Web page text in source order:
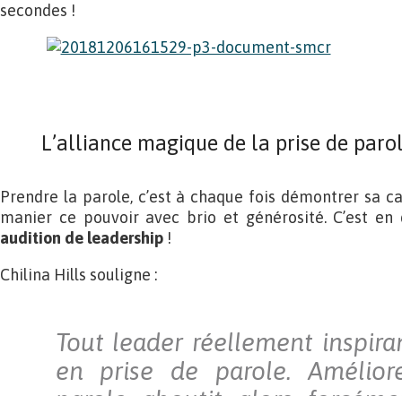
secondes !
L’alliance magique de la prise de
Prendre la parole, c’est à chaque fois démontrer sa
manier ce pouvoir avec brio et générosité. C’est
audition de leadership !
Chilina Hills souligne :
Tout leader réellement
en prise de parole.